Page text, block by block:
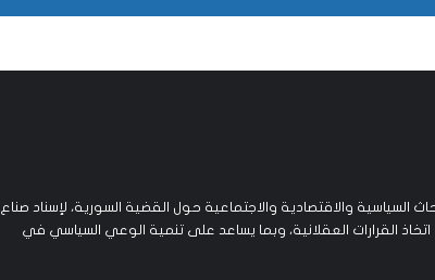
أكتوبر (2020)
والاقتصادية والاجتماعية حول القضية السورية، لإسناد صناع
القرارات العقلانية، وبما يساعد على تنمية الوعي السياسي في